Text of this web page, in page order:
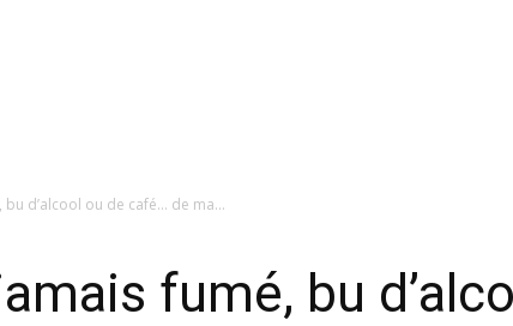
bu d’alcool ou de café… de ma...
fumé, bu